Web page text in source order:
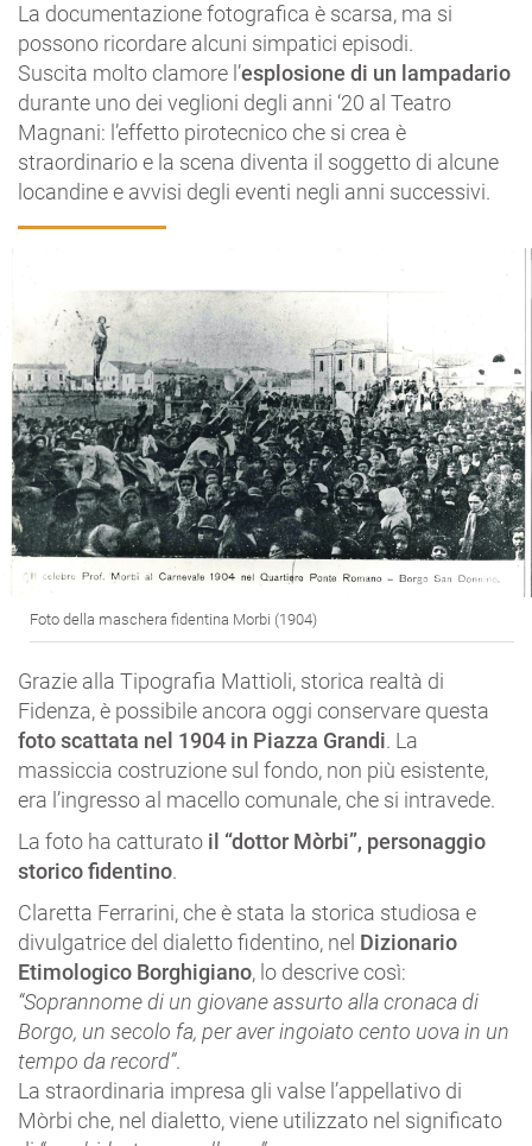
La documentazione fotografica è scarsa, ma si
possono ricordare alcuni simpatici episodi.
Suscita molto clamore l’esplosione di un lampadario
durante uno dei veglioni degli anni ‘20 al Teatro
Magnani: l’effetto pirotecnico che si crea è
straordinario e la scena diventa il soggetto di alcune
locandine e avvisi degli eventi negli anni successivi.
Foto della maschera fidentina Morbi (1904)
Grazie alla Tipografia Mattioli, storica realtà di
Fidenza, è possibile ancora oggi conservare questa
foto scattata nel 1904 in Piazza Grandi. La
massiccia costruzione sul fondo, non più esistente,
era l’ingresso al macello comunale, che si intravede.
La foto ha catturato il “dottor Mòrbi”, personaggio
storico fidentino.
Claretta Ferrarini, che è stata la storica studiosa e
divulgatrice del dialetto fidentino, nel Dizionario
Etimologico Borghigiano, lo descrive così:
“Soprannome di un giovane assurto alla cronaca di
Borgo, un secolo fa, per aver ingoiato cento uova in un
tempo da record”.
La straordinaria impresa gli valse l’appellativo di
Mòrbi che, nel dialetto, viene utilizzato nel significato